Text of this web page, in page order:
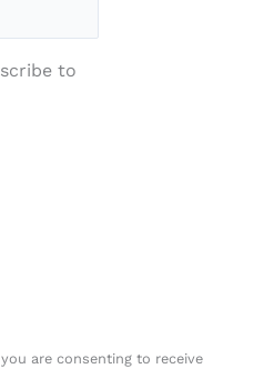
to
are consenting to receive